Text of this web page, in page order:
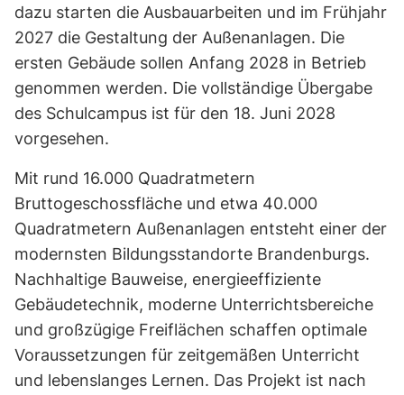
dazu starten die Ausbauarbeiten und im Frühjahr
2027 die Gestaltung der Außenanlagen. Die
ersten Gebäude sollen Anfang 2028 in Betrieb
genommen werden. Die vollständige Übergabe
des Schulcampus ist für den 18. Juni 2028
vorgesehen.
Mit rund 16.000 Quadratmetern
Bruttogeschossfläche und etwa 40.000
Quadratmetern Außenanlagen entsteht einer der
modernsten Bildungsstandorte Brandenburgs.
Nachhaltige Bauweise, energieeffiziente
Gebäudetechnik, moderne Unterrichtsbereiche
und großzügige Freiflächen schaffen optimale
Voraussetzungen für zeitgemäßen Unterricht
und lebenslanges Lernen. Das Projekt ist nach